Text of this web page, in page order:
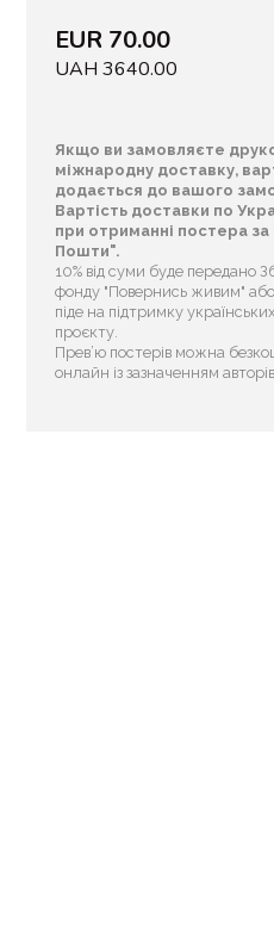
EUR 70.00
UAH 3640.00
Якщо ви замовляєте
міжнародну доставку,
додається до вашого
Вартість доставки по
при отриманні постера
Пошти".
10% від суми буде передано
фонду "Повернись живим" або
піде на підтримку
проєкту.
Прев’ю постерів можна
онлайн із зазначенням